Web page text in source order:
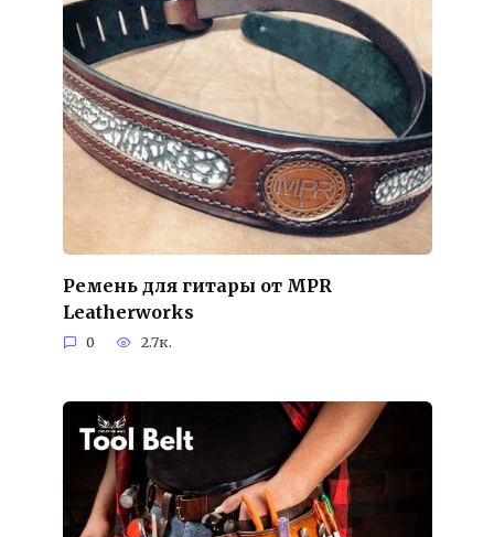
Ремень для гитары от MPR
Leatherworks
0 2.7к.